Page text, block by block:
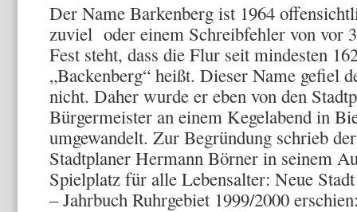
Der Name Barkenberg ist 1964
zuviel oder einem Schreibfehler von vor
Fest steht, dass die Flur seit mindesten
„Backenberg“ heißt. Dieser Name gefiel
nicht. Daher wurde er eben von den
Bürgermeister an einem Kegelabend in
umgewandelt. Zur Begründung schrieb
Stadtplaner Hermann Börner in seinem
Spielplatz für alle Lebensalter: Neue
– Jahrbuch Ruhrgebiet 1999/2000